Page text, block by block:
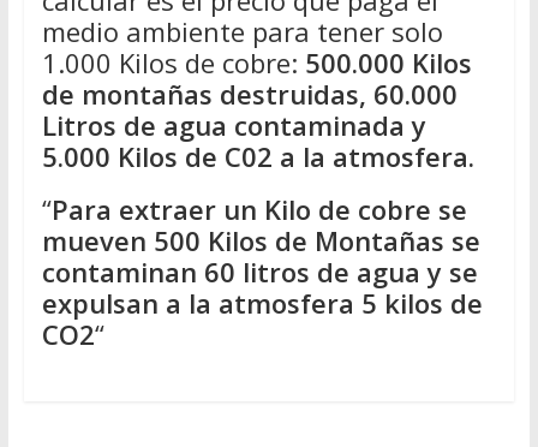
medio ambiente para tener solo
1.000 Kilos de cobre: 500.000 Kilos
de montañas destruidas, 60.000
Litros de agua contaminada y
5.000 Kilos de C02 a la atmosfera.
“Para extraer un Kilo de cobre se
mueven 500 Kilos de Montañas se
contaminan 60 litros de agua y se
expulsan a la atmosfera 5 kilos de
CO2“